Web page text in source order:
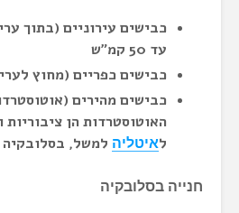
כבישים עירוניים (בתוך
עד 50 קמ”ש
כבישים כפריים (מחוץ לערים):
האוטוסטרדות הן ציבוריות
לאיטליה למשל, בסלובקיה
חנייה בסלובקיה